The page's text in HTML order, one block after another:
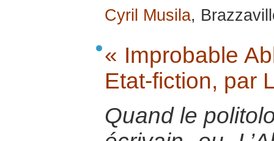
Cyril Musila,
« Improbable
Etat-fiction, par
Quand le